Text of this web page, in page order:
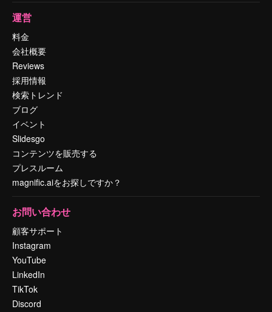
運営
料金
会社概要
Reviews
採用情報
検索トレンド
ブログ
イベント
Slidesgo
コンテンツを販売する
プレスルーム
magnific.aiをお探しですか？
お問い合わせ
顧客サポート
Instagram
YouTube
LinkedIn
TikTok
Discord